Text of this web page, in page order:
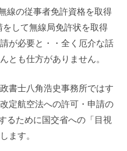
線の従事者免許資格を取得
して無線局免許状を取得
が必要と・・全く厄介な話
とも仕方がありません。
書士八角浩史事務所ではす
定航空法への許可・申請の
るために国交省への「目視
ます。